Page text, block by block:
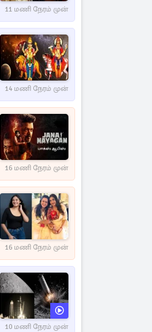
11 மணி நேரம் முன்
14 மணி நேரம் முன்
16 மணி நேரம் முன்
16 மணி நேரம் முன்
10 மணி நேரம் முன்